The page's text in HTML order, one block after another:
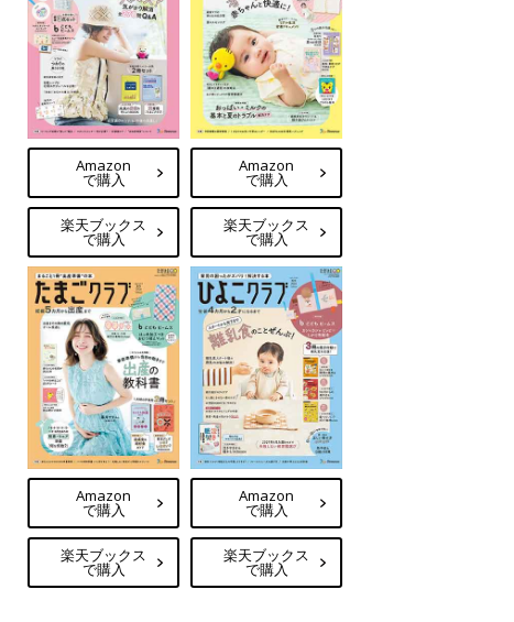
Amazon
で購入
楽天ブックス
で購入
Amazon
で購入
楽天ブックス
で購入
Amazon
で購入
楽天ブックス
で購入
Amazon
で購入
楽天ブックス
で購入